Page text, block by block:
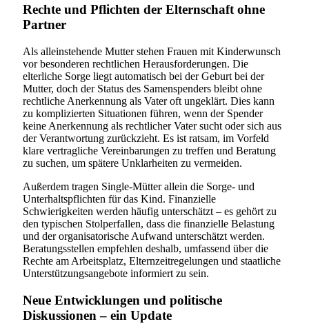
Rechte und Pflichten der Elternschaft ohne
Partner
Als alleinstehende Mutter stehen Frauen mit Kinderwunsch
vor besonderen rechtlichen Herausforderungen. Die
elterliche Sorge liegt automatisch bei der Geburt bei der
Mutter, doch der Status des Samenspenders bleibt ohne
rechtliche Anerkennung als Vater oft ungeklärt. Dies kann
zu komplizierten Situationen führen, wenn der Spender
keine Anerkennung als rechtlicher Vater sucht oder sich aus
der Verantwortung zurückzieht. Es ist ratsam, im Vorfeld
klare vertragliche Vereinbarungen zu treffen und Beratung
zu suchen, um spätere Unklarheiten zu vermeiden.
Außerdem tragen Single-Mütter allein die Sorge- und
Unterhaltspflichten für das Kind. Finanzielle
Schwierigkeiten werden häufig unterschätzt – es gehört zu
den typischen Stolperfallen, dass die finanzielle Belastung
und der organisatorische Aufwand unterschätzt werden.
Beratungsstellen empfehlen deshalb, umfassend über die
Rechte am Arbeitsplatz, Elternzeitregelungen und staatliche
Unterstützungsangebote informiert zu sein.
Neue Entwicklungen und politische
Diskussionen – ein Update